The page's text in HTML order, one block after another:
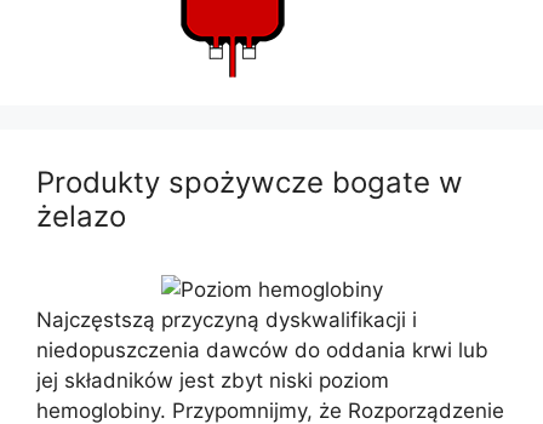
Produkty spożywcze bogate w
żelazo
Najczęstszą przyczyną dyskwalifikacji i
niedopuszczenia dawców do oddania krwi lub
jej składników jest zbyt niski poziom
hemoglobiny. Przypomnijmy, że Rozporządzenie